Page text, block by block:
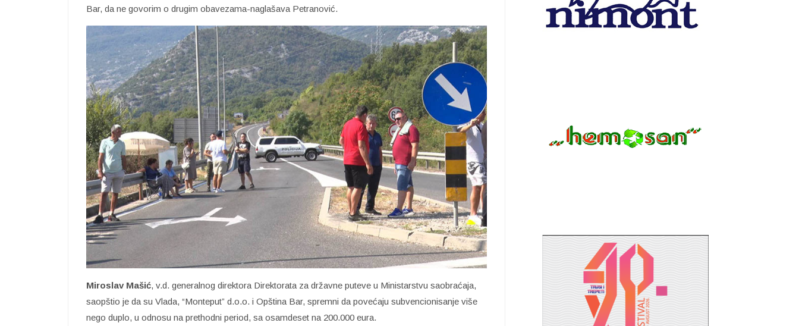
Bar, da ne govorim o drugim obavezama-naglašava Petranović.
Miroslav Mašić, v.d. generalnog direktora Direktorata za državne puteve u Ministarstvu saobraćaja,
saopštio je da su Vlada, “Monteput” d.o.o. i Opština Bar, spremni da povećaju subvencionisanje više
nego duplo, u odnosu na prethodni period, sa osamdeset na 200.000 eura.